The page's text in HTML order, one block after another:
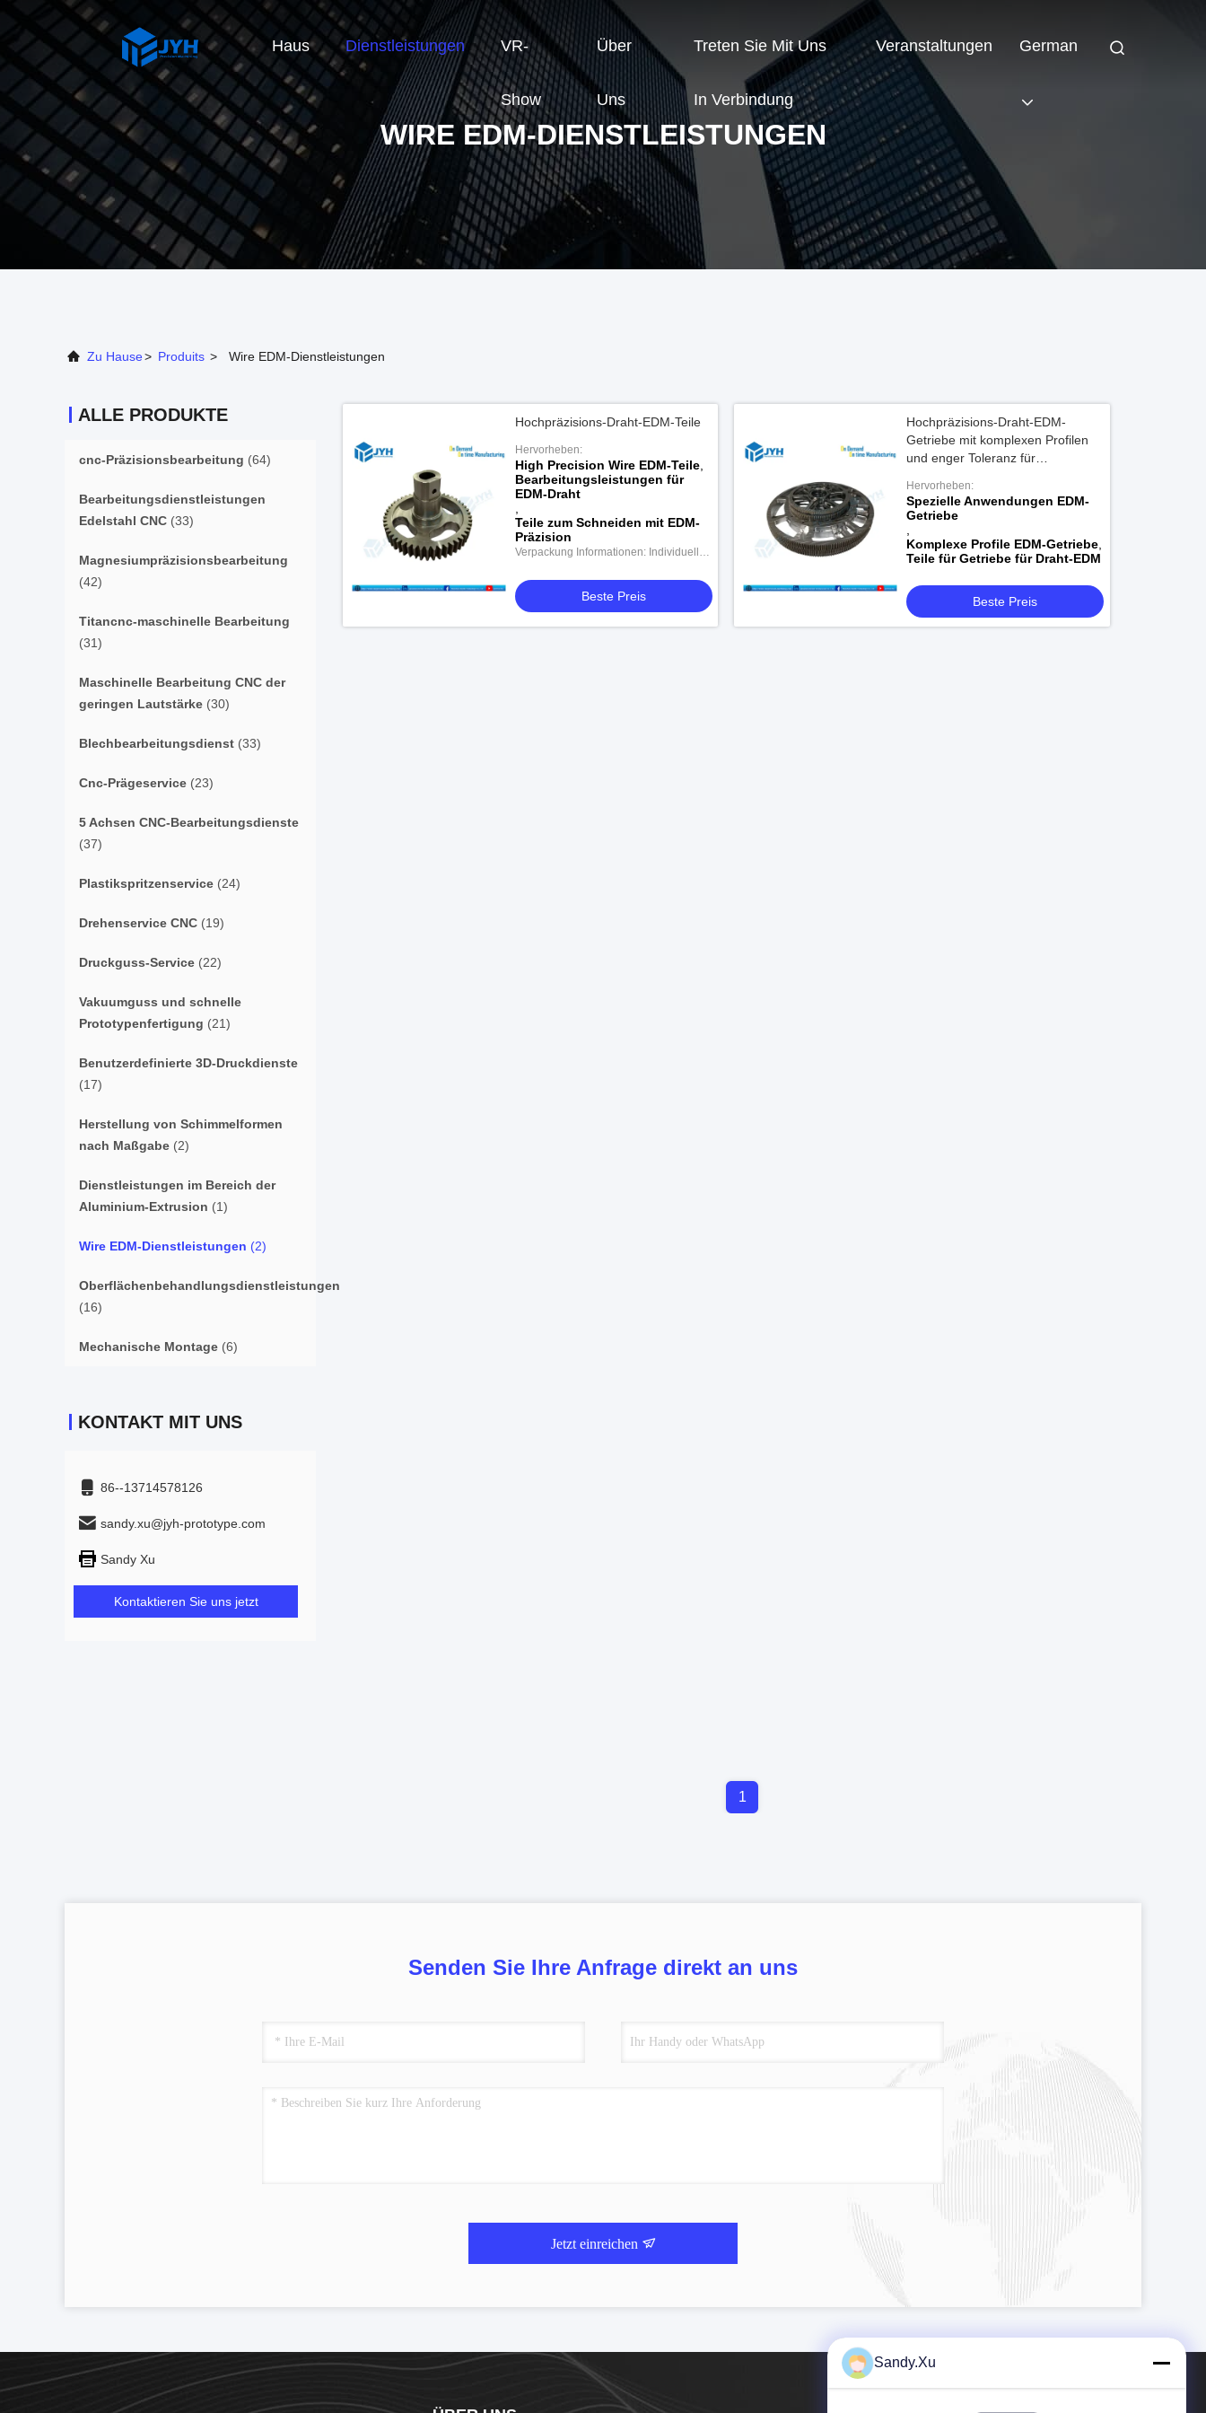
Haus Dienstleistungen VR-
Show
Über
Uns
Treten Sie Mit Uns
In Verbindung
Veranstaltungen German
WIRE EDM-DIENSTLEISTUNGEN
Zu Hause> Produits > Wire EDM-Dienstleistungen
ALLE PRODUKTE
cnc-Präzisionsbearbeitung (64)
Bearbeitungsdienstleistungen
Edelstahl CNC (33)
Magnesiumpräzisionsbearbeitung
(42)
Titancnc-maschinelle Bearbeitung
(31)
Maschinelle Bearbeitung CNC der
geringen Lautstärke (30)
Blechbearbeitungsdienst (33)
Cnc-Prägeservice (23)
5 Achsen CNC-Bearbeitungsdienste
(37)
Plastikspritzenservice (24)
Drehenservice CNC (19)
Druckguss-Service (22)
Vakuumguss und schnelle
Prototypenfertigung (21)
Benutzerdefinierte 3D-Druckdienste
(17)
Herstellung von Schimmelformen
nach Maßgabe (2)
Dienstleistungen im Bereich der
Aluminium-Extrusion (1)
Wire EDM-Dienstleistungen (2)
Oberflächenbehandlungsdienstleistungen
(16)
Mechanische Montage (6)
KONTAKT MIT UNS
86--13714578126
sandy.xu@jyh-prototype.com
Sandy Xu
Kontaktieren Sie uns jetzt
Hochpräzisions-Draht-EDM-Teile
Hervorheben:
High Precision Wire EDM-Teile
Bearbeitungsleistungen für
EDM-Draht
Teile zum Schneiden mit EDM-
Präzision
Verpackung Informationen: Individuelle
Beste Preis
Hochpräzisions-Draht-EDM-
Getriebe mit komplexen Profilen
und enger Toleranz für
Hervorheben:
Spezielle Anwendungen EDM-
Getriebe
Komplexe Profile EDM-Getriebe
Teile für Getriebe für Draht-EDM
Beste Preis
1
Senden Sie Ihre Anfrage direkt an uns
Jetzt einreichen
Sandy.Xu